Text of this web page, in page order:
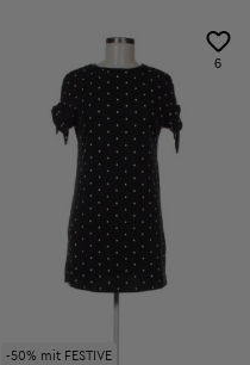
-50% mit FESTIVE
6